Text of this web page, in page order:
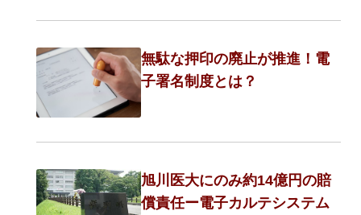
無駄な押印の廃止が推進！電
子署名制度とは？
旭川医大にのみ約14億円の賠
償責任ー電子カルテシステム